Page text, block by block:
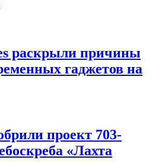
раскрыли причины
гаджетов на
проект 703-
«Лахта